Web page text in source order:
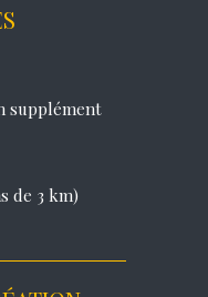
supplément
de 3 km)